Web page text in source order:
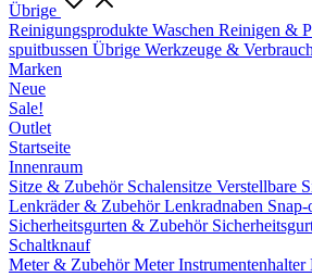
Übrige
Reinigungsprodukte Waschen Reinigen &
spuitbussen Übrige Werkzeuge &
Marken
Neue
Sale!
Outlet
Startseite
Innenraum
Sitze & Zubehör Schalensitze Verstellbare
Lenkräder & ZubehörLenkradnaben
Sicherheitsgurten & Zubehör
Schaltknauf
Meter & ZubehörMeterInstrumentenhalter